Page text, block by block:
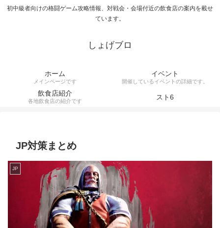
初中級者向けの格闘ゲーム攻略情報、対戦会・会場付近の飲食店の案内を載せ
ています。
しょげブロ
ホーム
メインページです
イベント
開催しているイベントの詳細です。
飲食店紹介
各地飲食店の紹介です スト6
JP対策まとめ
JP